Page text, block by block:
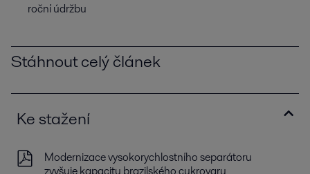
roční údržbu
Stáhnout celý článek
Ke stažení
Modernizace vysokorychlostního separátoru